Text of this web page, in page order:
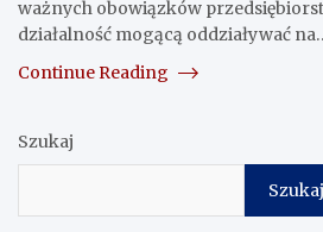
ważnych obowiązków
działalność mogącą oddziaływać
Continue Reading
Szukaj
Szukaj